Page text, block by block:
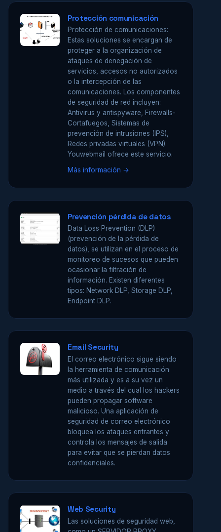
Protección comunicación
Protección de comunicaciones:
Estas soluciones se encargan de
proteger a la organización de
ataques de denegación de
servicios, accesos no autorizados
o la intercepción de las
comunicaciones. Los componentes
de seguridad de red incluyen:
Antivirus y antispyware, Firewalls-
Cortafuegos, Sistemas de
prevención de intrusiones (IPS),
Redes privadas virtuales (VPN).
Youwebmail ofrece este servicio.
Más información →
Prevención pérdida de datos
Data Loss Prevention (DLP)
(prevención de la pérdida de
datos), se utilizan en el proceso de
monitoreo de sucesos que pueden
ocasionar la filtración de
información. Existen diferentes
tipos: Network DLP, Storage DLP,
Endpoint DLP.
Email Security
El correo electrónico sigue siendo
la herramienta de comunicación
más utilizada y es a su vez un
medio a través del cual los hackers
pueden propagar software
malicioso. Una aplicación de
seguridad de correo electrónico
bloquea los ataques entrantes y
controla los mensajes de salida
para evitar que se pierdan datos
confidenciales.
Web Security
Las soluciones de seguridad web,